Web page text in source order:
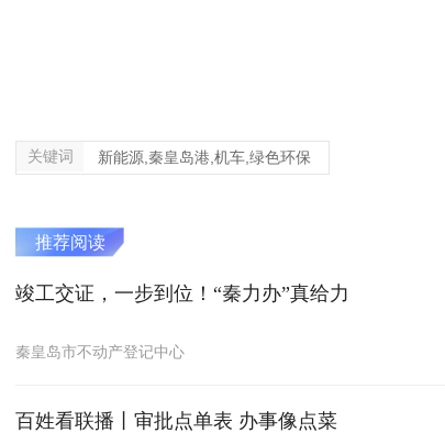
关键词 新能源,秦皇岛港,机车,绿色环保
推荐阅读
竣工交证，一步到位！“秦力办”真给力
秦皇岛市不动产登记中心
​百姓看联播丨审批点单表 办事像点菜